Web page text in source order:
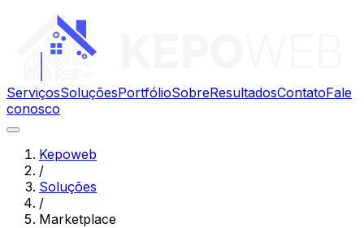
ServiçosSoluçõesPortfólioSobreResultadosContatoFale
conosco
Kepoweb
/
Soluções
/
Marketplace